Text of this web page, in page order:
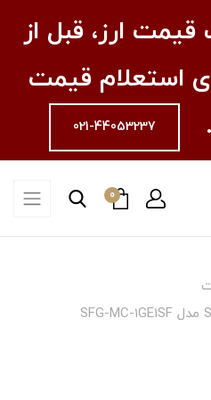
قیمت ارز، قبل از
استعلام قیمت
021-44053237
0